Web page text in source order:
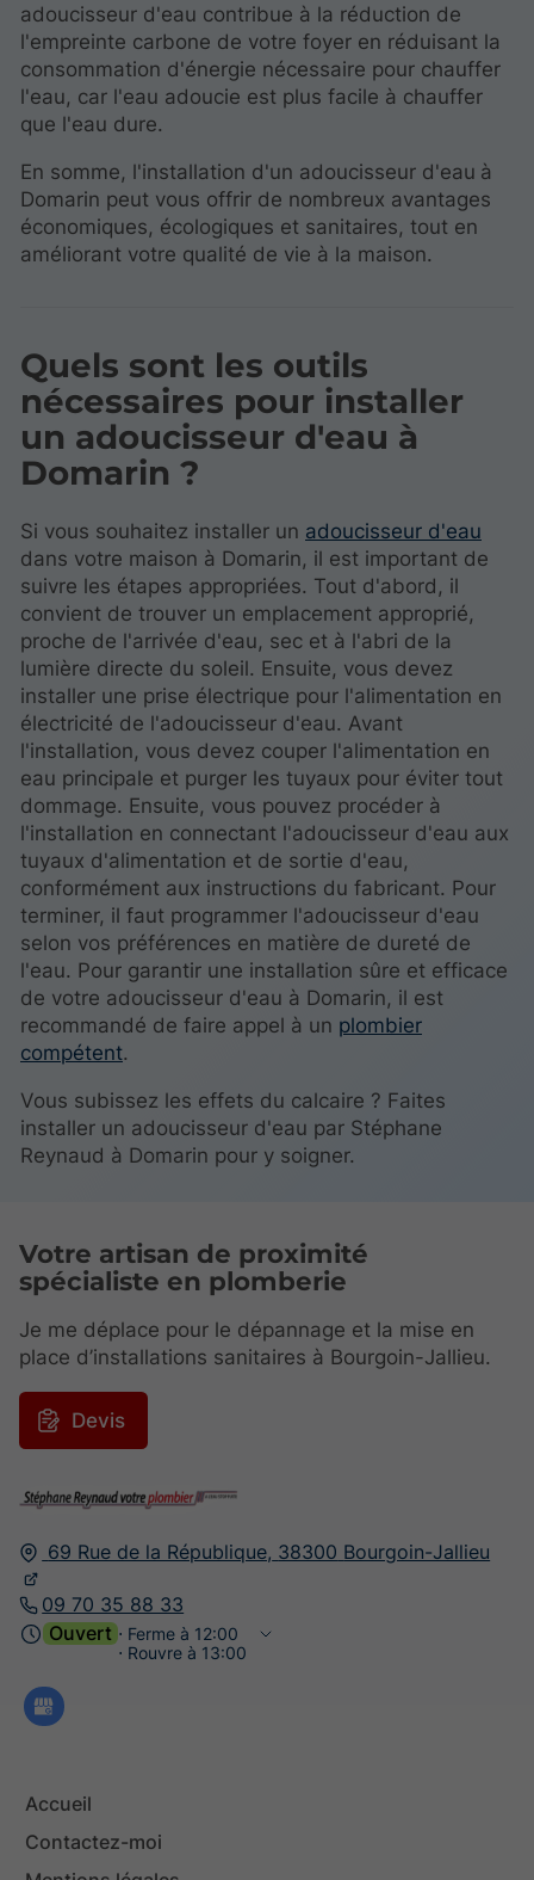
adoucisseur d'eau contribue à la réduction de
l'empreinte carbone de votre foyer en réduisant la
consommation d'énergie nécessaire pour chauffer
l'eau, car l'eau adoucie est plus facile à chauffer
que l'eau dure.
En somme, l'installation d'un adoucisseur d'eau à
Domarin peut vous offrir de nombreux avantages
économiques, écologiques et sanitaires, tout en
améliorant votre qualité de vie à la maison.
Quels sont les outils
nécessaires pour installer
un adoucisseur d'eau à
Domarin ?
Si vous souhaitez installer un adoucisseur d'eau
dans votre maison à Domarin, il est important de
suivre les étapes appropriées. Tout d'abord, il
convient de trouver un emplacement approprié,
proche de l'arrivée d'eau, sec et à l'abri de la
lumière directe du soleil. Ensuite, vous devez
installer une prise électrique pour l'alimentation en
électricité de l'adoucisseur d'eau. Avant
l'installation, vous devez couper l'alimentation en
eau principale et purger les tuyaux pour éviter tout
dommage. Ensuite, vous pouvez procéder à
l'installation en connectant l'adoucisseur d'eau aux
tuyaux d'alimentation et de sortie d'eau,
conformément aux instructions du fabricant. Pour
terminer, il faut programmer l'adoucisseur d'eau
selon vos préférences en matière de dureté de
l'eau. Pour garantir une installation sûre et efficace
de votre adoucisseur d'eau à Domarin, il est
recommandé de faire appel à un plombier
compétent.
Vous subissez les effets du calcaire ? Faites
installer un adoucisseur d'eau par Stéphane
Reynaud à Domarin pour y soigner.
69 Rue de la République, 38300 Bourgoin-Jallieu
09 70 35 88 33
Ouvert ⋅ Ferme à 12:00
⋅ Rouvre à 13:00
Accueil
Contactez-moi
Votre artisan de proximité
spécialiste en plomberie
Je me déplace pour le dépannage et la mise en
place d’installations sanitaires à Bourgoin-Jallieu.
Devis